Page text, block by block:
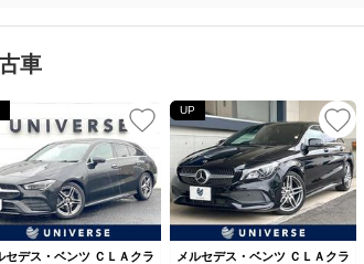
車
セデス・ベンツ ＣＬＡクラ
UP
メルセデス・ベンツ ＣＬＡクラ